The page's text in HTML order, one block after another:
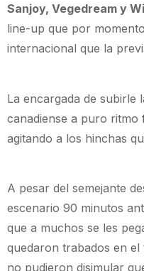
Sanjoy, Vegedream y
line-up que por
internacional que la
La encargada de subirle
canadiense a puro ritmo
agitando a los hinchas
A pesar del semejante
escenario 90 minutos
que a muchos se les
quedaron trabados en
no pudieron disimular